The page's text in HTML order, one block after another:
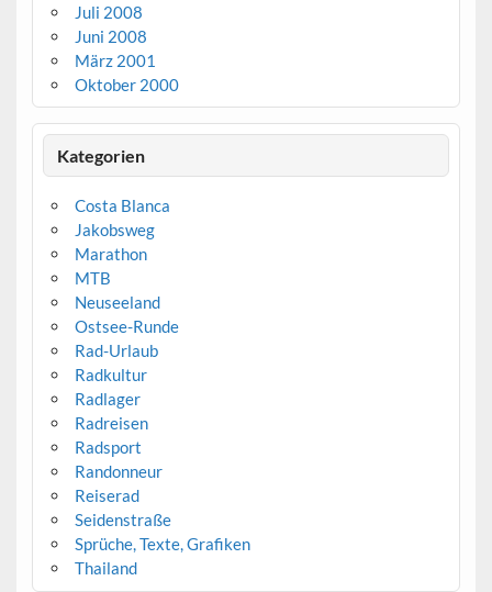
Juli 2008
Juni 2008
März 2001
Oktober 2000
Kategorien
Costa Blanca
Jakobsweg
Marathon
MTB
Neuseeland
Ostsee-Runde
Rad-Urlaub
Radkultur
Radlager
Radreisen
Radsport
Randonneur
Reiserad
Seidenstraße
Sprüche, Texte, Grafiken
Thailand